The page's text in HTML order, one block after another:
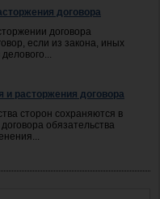
договора
договора
если из закона, иных
и расторжения договора
сторон сохраняются в
обязательства